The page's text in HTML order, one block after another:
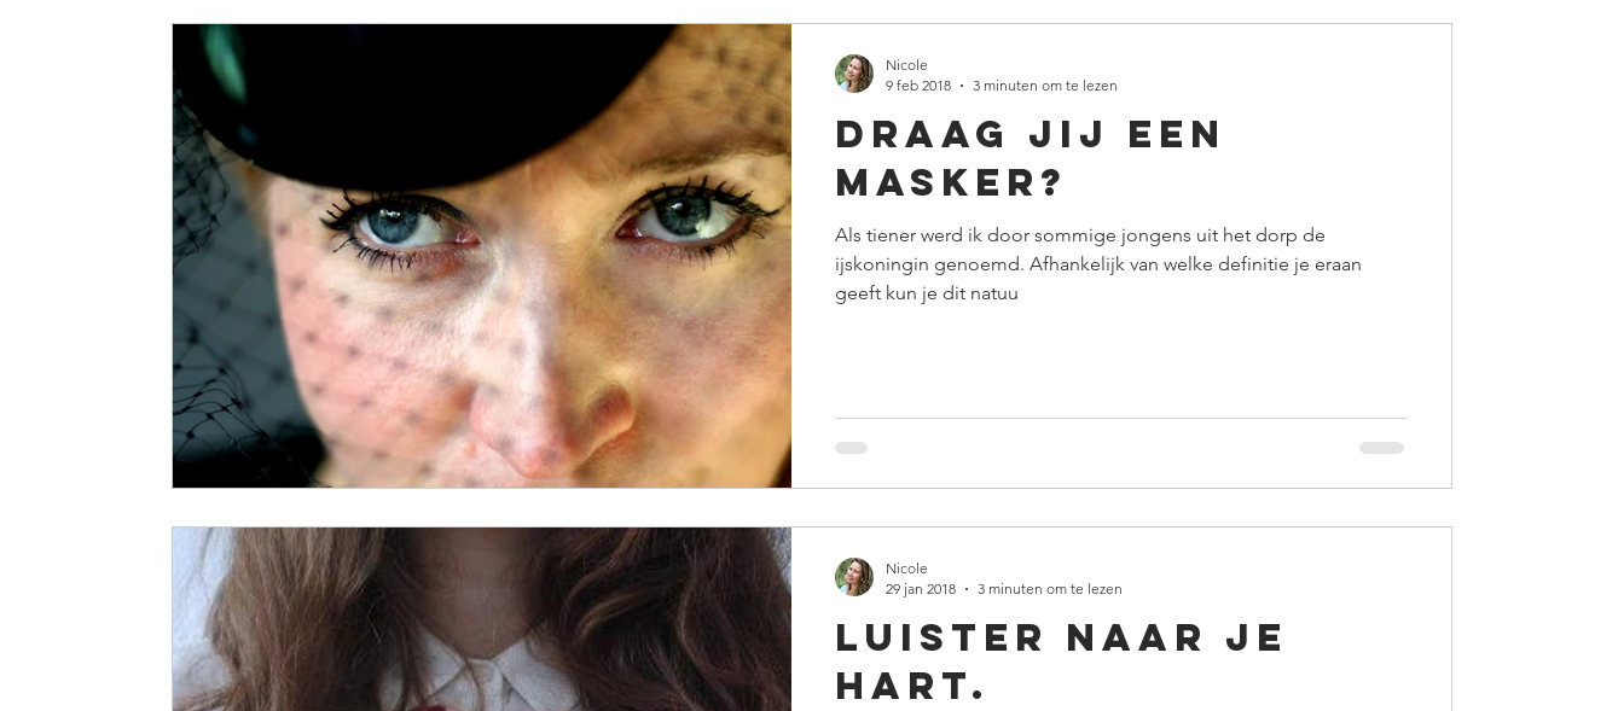
Draag jij een
masker?
Als tiener werd ik door sommige jongens uit het dorp de
ijskoningin genoemd. Afhankelijk van welke definitie je eraan
geeft kun je dit natuu
Nicole
9 feb 2018
3 minuten om te lezen
Luister naar je
hart.
Nicole
29 jan 2018
3 minuten om te lezen